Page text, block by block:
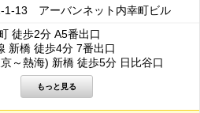
1-13 アーバンネット内幸町ビル
徒歩2分 A5番出口
新橋 徒歩4分 7番出口
～熱海) 新橋 徒歩5分 日比谷口